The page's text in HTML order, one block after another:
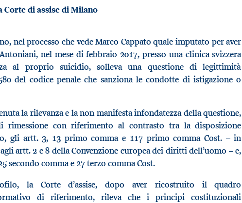
Corte di assise di Milano
nel processo che vede Marco Cappato quale imputato per aver
nel mese di febbraio 2017, presso una clinica svizzera
al proprio suicidio, solleva una questione di legittimità
del codice penale che sanziona le condotte di istigazione o
la rilevanza e la non manifesta infondatezza della questione,
rimessione con riferimento al contrasto tra la disposizione
gli artt. 3, 13 primo comma e 117 primo comma Cost. – in
artt. 2 e 8 della Convenzione europea dei diritti dell’uomo – e,
secondo comma e 27 terzo comma Cost.
la Corte d’assise, dopo aver ricostruito il quadro
di riferimento, rileva che i principi costituzionali